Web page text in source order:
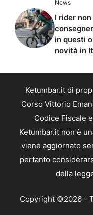
News
I rider non
in questi
novità in
Ketumbar.it di
Corso Vittorio
Codice Fiscale
Ketumbar.it non è
viene aggiornato
pertanto
della
Copyright ©2026 -